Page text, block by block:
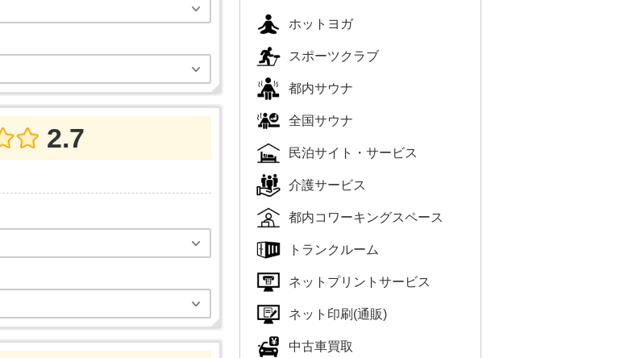
2.7
ホットヨガ
スポーツクラブ
都内サウナ
全国サウナ
民泊サイト・サービス
介護サービス
都内コワーキングスペース
トランクルーム
ネットプリントサービス
ネット印刷(通販)
中古車買取